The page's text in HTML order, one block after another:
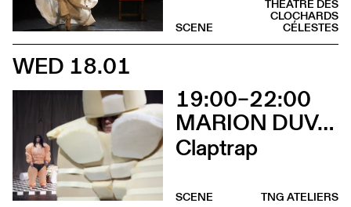
THÉÂTRE DES
CLOCHARDS
CÉLESTES
SCENE
WED 18.01
19:00–22:00
MARION DUVAL - CHRIS CADILLAC
Claptrap
TNG ATELIERS
SCENE